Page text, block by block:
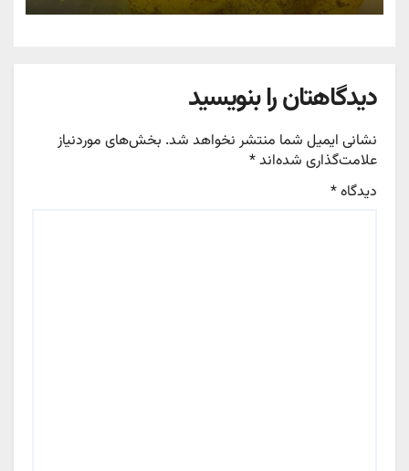
دیدگاهتان را بنویسید
نشانی ایمیل شما منتشر نخواهد شد. بخش‌های موردنیاز
علامت‌گذاری شده‌اند*
دیدگاه*